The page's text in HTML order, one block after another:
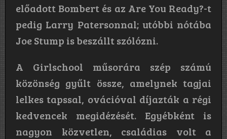
előadott Bombert és az Are You Ready?-t
pedig Larry Patersonnal; utóbbi nótába
Joe Stump is beszállt szólózni.
A Girlschool műsorára szép számú
közönség gyűlt össze, amelynek tagjai
lelkes tapssal, ovációval díjazták a régi
kedvencek megidézését. Egyébként is
nagyon közvetlen, családias volt a